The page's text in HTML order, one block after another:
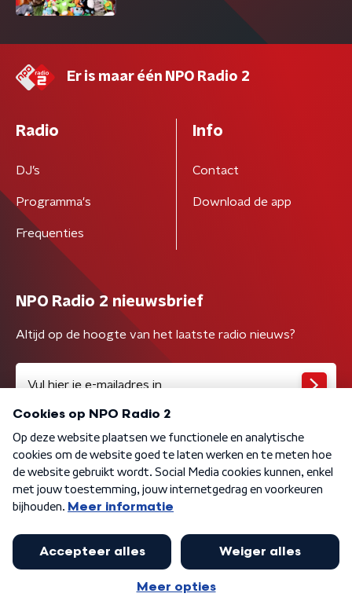
Er is maar één NPO Radio 2
Radio
DJ’s
Programma's
Frequenties
Info
Contact
Download de app
NPO Radio 2 nieuwsbrief
Altijd op de hoogte van het laatste radio nieuws?
Algemene voorwaarden